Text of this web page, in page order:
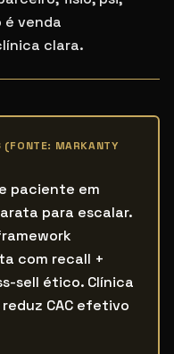
é venda
clara.
MARKANTY
paciente em
para escalar.
com recall +
sell ético. Clínica
CAC efetivo